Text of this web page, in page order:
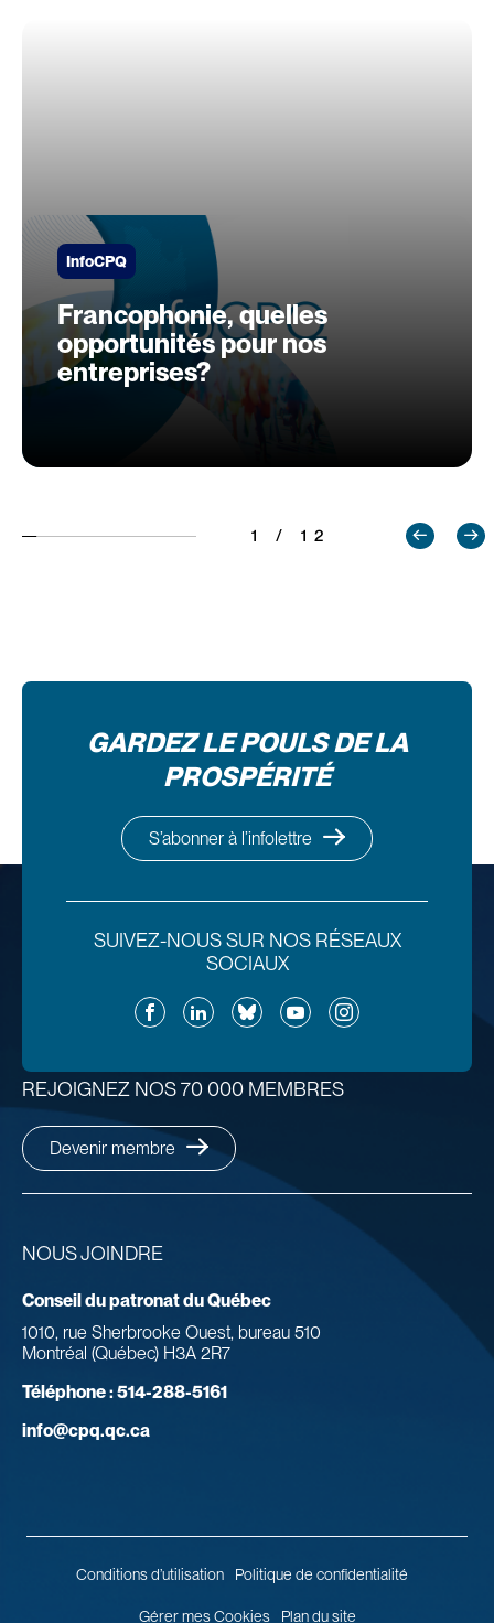
InfoCPQ
Francophonie, quelles
opportunités pour nos
entreprises?
1 / 12
GARDEZ LE POULS DE LA
PROSPÉRITÉ
S’abonner à l’infolettre
SUIVEZ-NOUS SUR NOS RÉSEAUX
SOCIAUX
FacebookLinkedInBlueskyYouTubeInstagram
NOUS JOINDRE
Conseil du patronat du Québec
1010, rue Sherbrooke Ouest, bureau 510
Montréal (Québec) H3A 2R7
Téléphone :514-288-5161
info@cpq.qc.ca
REJOIGNEZ NOS 70 000 MEMBRES
Devenir membre
Conditions d’utilisation Politique de confidentialité
Gérer mes Cookies Plan du site